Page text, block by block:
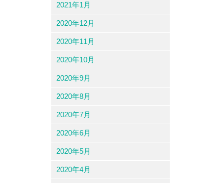
2021年1月
2020年12月
2020年11月
2020年10月
2020年9月
2020年8月
2020年7月
2020年6月
2020年5月
2020年4月